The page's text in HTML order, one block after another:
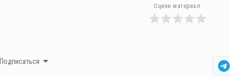
Оцени материал
Подписаться